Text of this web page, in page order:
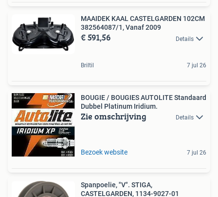
MAAIDEK KAAL CASTELGARDEN 102CM
382564087/1, Vanaf 2009
€ 591,56 Details
Briltil 7 jul 26
BOUGIE / BOUGIES AUTOLITE Standaard
Dubbel Platinum Iridium.
Zie omschrijving Details
Bezoek website 7 jul 26
Spanpoelie, "V". STIGA,
CASTELGARDEN, 1134-9027-01